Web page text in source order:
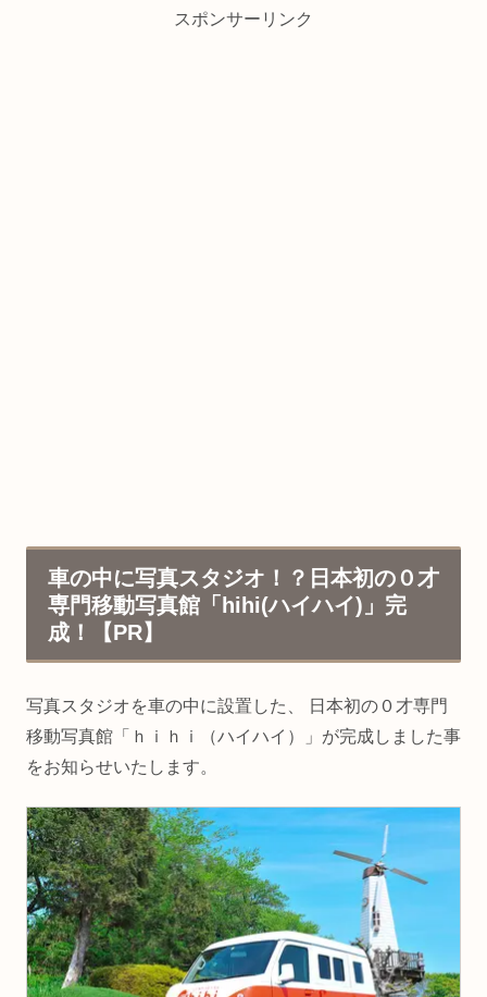
スポンサーリンク
車の中に写真スタジオ！？日本初の０才
専門移動写真館「hihi(ハイハイ)」完
成！【PR】
写真スタジオを車の中に設置した、 日本初の０才専門
移動写真館「ｈｉｈｉ（ハイハイ）」が完成しました事
をお知らせいたします。